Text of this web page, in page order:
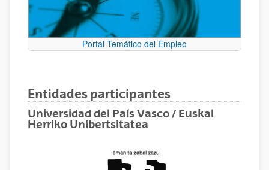
Portal Temático del Empleo
Entidades participantes
Universidad del País Vasco / Euskal
Herriko Unibertsitatea